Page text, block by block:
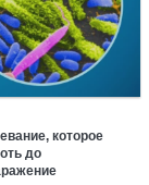
которое
до